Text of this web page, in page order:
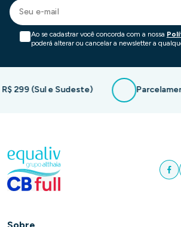
Ao se cadastrar você concorda com a nossa
poderá alterar ou cancelar a newsletter a
299 (Sul e Sudeste)